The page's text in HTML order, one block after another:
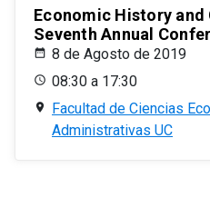
Economic History
Seventh Annual
8 de Agosto de 2019
08:30 a 17:30
Facultad de Ciencias
Administrativas UC